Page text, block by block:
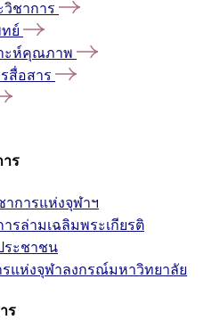
ชาการ
ย์
ะห์คุณภาพ
สื่อสาร
ร
การแห่งจุฬาฯ
รล่ามเฉลิมพระเกียรติ
ระชาชน
แห่งจุฬาลงกรณ์มหาวิทยาลัย
ร